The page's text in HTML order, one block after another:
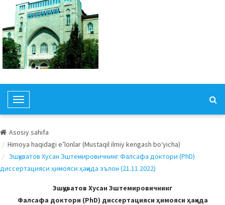
T
o
g
e
N
v
Asosiy sahifa
Himoya haqidagi e’lonlar (Mustaqil ilmiy kengash bo‘yicha)
Эшқуватов Хусан Эштемировичнинг Фалсафа доктори (PhD)
диссертацияси ҳимояси ҳақида эълон (21.11.2022)
Эшқуватов Хусан Эштемировичнинг
Фалсафа доктори (PhD) диссертацияси ҳимояси ҳақида